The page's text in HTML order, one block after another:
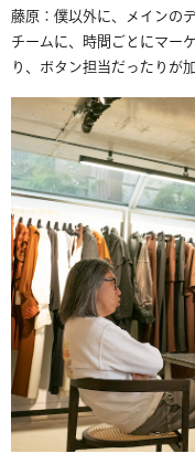
藤原：僕以外に、メインの
チームに、時間ごとにマー
り、ボタン担当だったりが